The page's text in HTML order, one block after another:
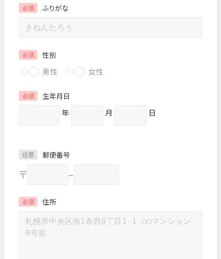
必須 ふりがな
必須 性別
男性 女性
必須 生年月日
年 月 日
任意 郵便番号
〒 –
必須 住所